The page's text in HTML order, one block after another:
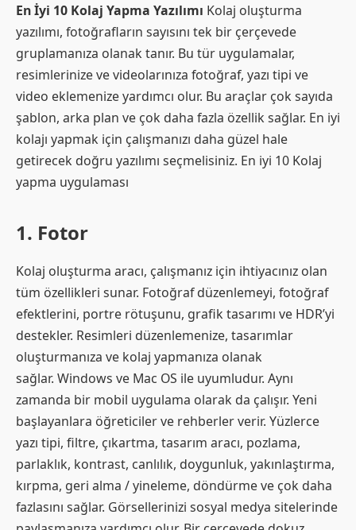
En İyi 10 Kolaj Yapma Yazılımı Kolaj oluşturma
yazılımı, fotoğrafların sayısını tek bir çerçevede
gruplamanıza olanak tanır. Bu tür uygulamalar,
resimlerinize ve videolarınıza fotoğraf, yazı tipi ve
video eklemenize yardımcı olur. Bu araçlar çok sayıda
şablon, arka plan ve çok daha fazla özellik sağlar. En iyi
kolajı yapmak için çalışmanızı daha güzel hale
getirecek doğru yazılımı seçmelisiniz. En iyi 10 Kolaj
yapma uygulaması
1. Fotor
Kolaj oluşturma aracı, çalışmanız için ihtiyacınız olan
tüm özellikleri sunar. Fotoğraf düzenlemeyi, fotoğraf
efektlerini, portre rötuşunu, grafik tasarımı ve HDR’yi
destekler. Resimleri düzenlemenize, tasarımlar
oluşturmanıza ve kolaj yapmanıza olanak
sağlar. Windows ve Mac OS ile uyumludur. Aynı
zamanda bir mobil uygulama olarak da çalışır. Yeni
başlayanlara öğreticiler ve rehberler verir. Yüzlerce
yazı tipi, filtre, çıkartma, tasarım aracı, pozlama,
parlaklık, kontrast, canlılık, doygunluk, yakınlaştırma,
kırpma, geri alma / yineleme, döndürme ve çok daha
fazlasını sağlar. Görsellerinizi sosyal medya sitelerinde